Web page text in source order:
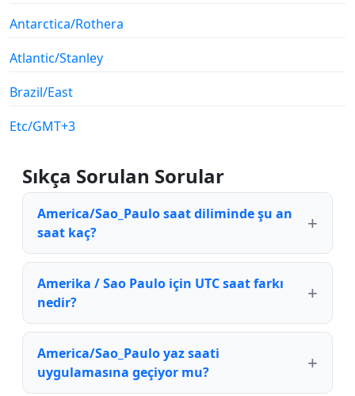
Antarctica/Rothera
Atlantic/Stanley
Brazil/East
Etc/GMT+3
Sıkça Sorulan Sorular
America/Sao_Paulo saat diliminde şu an
saat kaç?
Amerika / Sao Paulo için UTC saat farkı
nedir?
America/Sao_Paulo yaz saati
uygulamasına geçiyor mu?